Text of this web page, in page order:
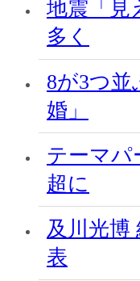
地震「見
多く
8が3つ並
婚」
テーマパ
超に
及川光博
表